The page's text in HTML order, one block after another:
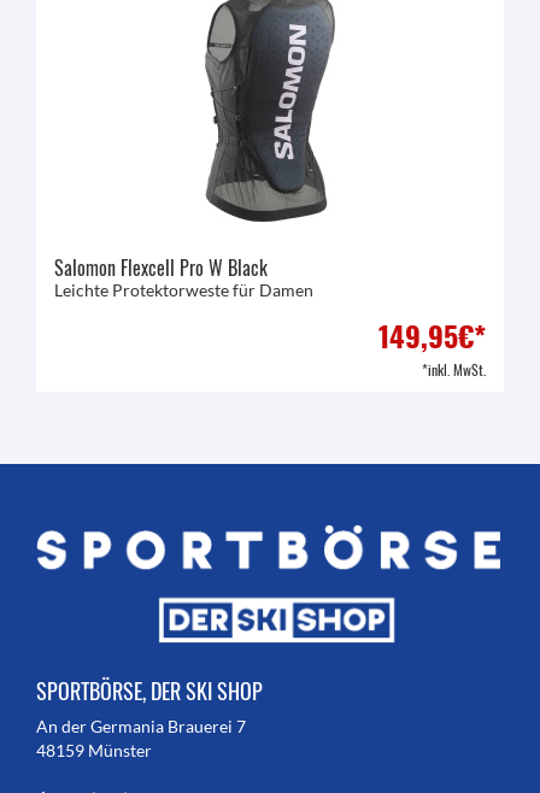
Salomon Flexcell Pro W Black
Leichte Protektorweste für Damen
149,95€*
*inkl. MwSt.
SPORTBÖRSE, DER SKI SHOP
An der Germania Brauerei 7
48159 Münster